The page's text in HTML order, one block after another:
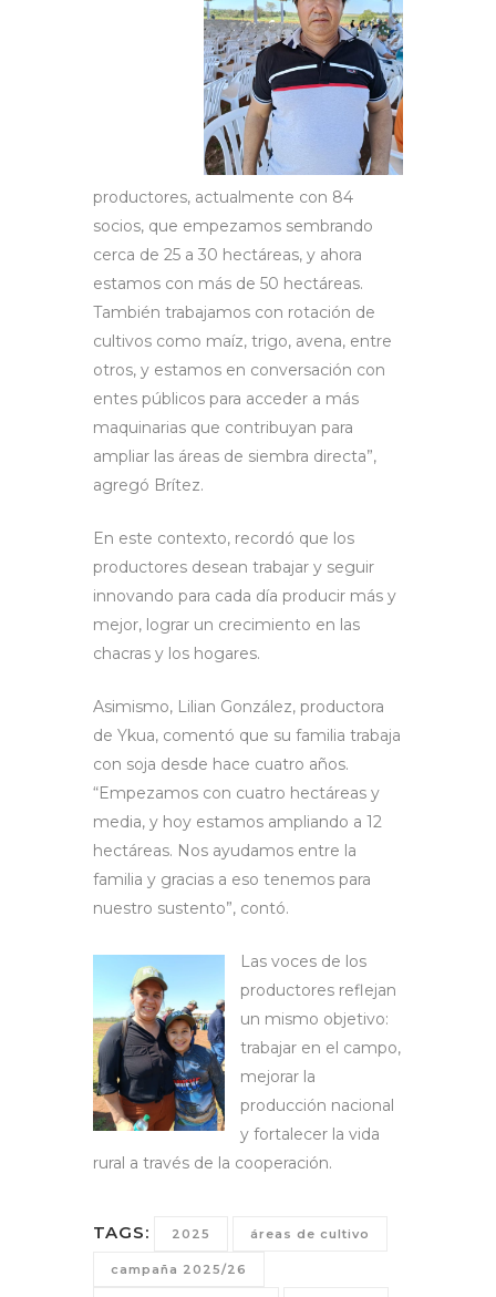
productores, actualmente con 84
socios, que empezamos sembrando
cerca de 25 a 30 hectáreas, y ahora
estamos con más de 50 hectáreas.
También trabajamos con rotación de
cultivos como maíz, trigo, avena, entre
otros, y estamos en conversación con
entes públicos para acceder a más
maquinarias que contribuyan para
ampliar las áreas de siembra directa”,
agregó Brítez.
En este contexto, recordó que los
productores desean trabajar y seguir
innovando para cada día producir más y
mejor, lograr un crecimiento en las
chacras y los hogares.
Asimismo, Lilian González, productora
de Ykua, comentó que su familia trabaja
con soja desde hace cuatro años.
“Empezamos con cuatro hectáreas y
media, y hoy estamos ampliando a 12
hectáreas. Nos ayudamos entre la
familia y gracias a eso tenemos para
nuestro sustento”, contó.
Las voces de los
productores reflejan
un mismo objetivo:
trabajar en el campo,
mejorar la
producción nacional
y fortalecer la vida
rural a través de la cooperación.
TAGS: 2025 áreas de cultivo
campaña 2025/26